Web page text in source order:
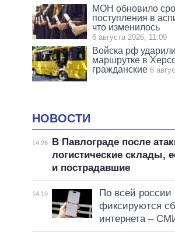
МОН обновило
поступления в
что изменилось
6 августа 2026, 11:09
Войска рф
маршрутке в
гражданские 6
НОВОСТИ
14:26
В Павлограде после
логистические склады,
и пострадавшие
14:19
По всей россии
фиксируются
интернета –